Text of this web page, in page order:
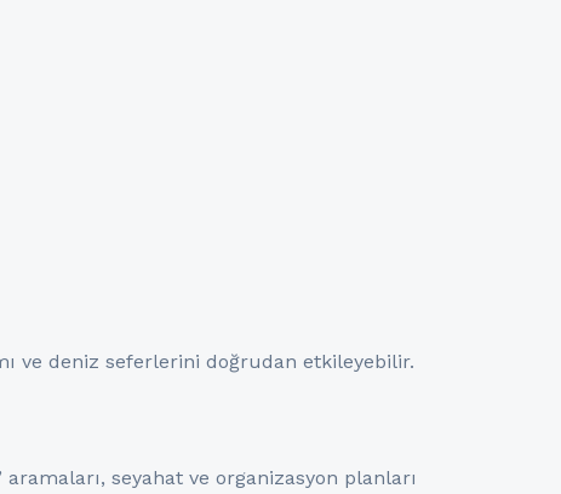
ve deniz seferlerini doğrudan etkileyebilir.
seyahat ve organizasyon planları